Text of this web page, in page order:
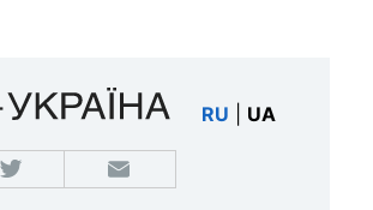
RU UA